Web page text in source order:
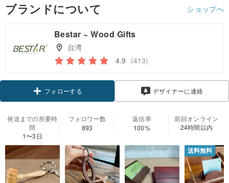
ブランドについて ショップへ
Bestar ~ Wood Gifts
台湾
4.9 (413)
デザイナーに連絡
発送までの所要時
間
1〜3日
フォロワー数
893
返信率
100%
前回オンライン
24時間以内
送料無料